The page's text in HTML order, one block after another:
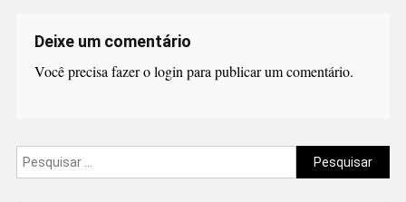
Deixe um comentário
Você precisa fazer ologinpara publicar um comentário.
Pesquisar
por: